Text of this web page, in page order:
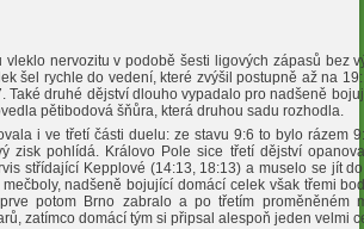
vleklo nervozitu v podobě šesti ligových zápasů bez
šel rychle do vedení, které zvýšil postupně až na
Také druhé dějství dlouho vypadalo pro nadšeně
pětibodová šňůra, která druhou sadu rozhodla.
i ve třetí části duelu: ze stavu 9:6 to bylo rázem
zisk pohlídá. Královo Pole sice třetí dějství
střídající Kepplové (14:13, 18:13) a muselo se jít
nadšeně bojující domácí celek však třemi
potom Brno zabralo a po třetím proměněném
zatímco domácí tým si připsal alespoň jeden velmi